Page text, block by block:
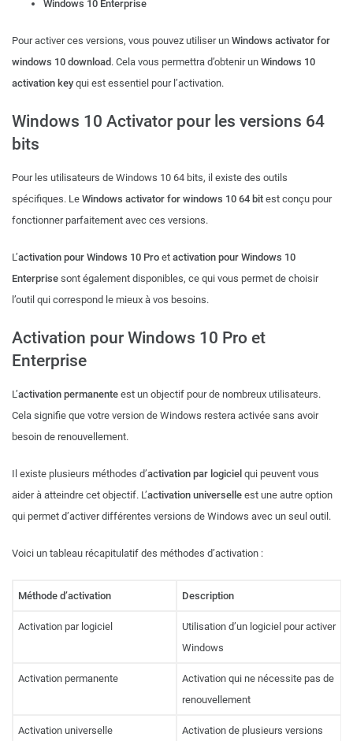
Windows 10 Enterprise
Pour activer ces versions, vous pouvez utiliser un Windows activator for
windows 10 download . Cela vous permettra d’obtenir un Windows 10
activation key qui est essentiel pour l’activation.
Windows 10 Activator pour les versions 64
bits
Pour les utilisateurs de Windows 10 64 bits, il existe des outils
spécifiques. Le Windows activator for windows 10 64 bit est conçu pour
fonctionner parfaitement avec ces versions.
L’activation pour Windows 10 Pro et activation pour Windows 10
Enterprise sont également disponibles, ce qui vous permet de choisir
l’outil qui correspond le mieux à vos besoins.
Activation pour Windows 10 Pro et
Enterprise
L’activation permanente est un objectif pour de nombreux utilisateurs.
Cela signifie que votre version de Windows restera activée sans avoir
besoin de renouvellement.
Il existe plusieurs méthodes d’activation par logiciel qui peuvent vous
aider à atteindre cet objectif. L’activation universelle est une autre option
qui permet d’activer différentes versions de Windows avec un seul outil.
Voici un tableau récapitulatif des méthodes d’activation :
Méthode d’activation Description
Activation par logiciel
Utilisation d’un logiciel pour activer
Windows
Activation permanente
Activation qui ne nécessite pas de
renouvellement
Activation universelle
Activation de plusieurs versions